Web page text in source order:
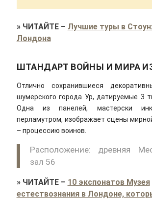
» ЧИТАЙТЕ– Лучшие туры в
Лондона
ШТАНДАРТ ВОЙНЫ И МИРА
Отлично сохранившиеся
шумерского города Ур, датируемые 3
Одна из панелей, мастерски
перламутром, изображает сцены
– процессию воинов.
Расположение: древняя
зал 56
» ЧИТАЙТЕ– 10 экспонатов Музея
естествознания в Лондоне,